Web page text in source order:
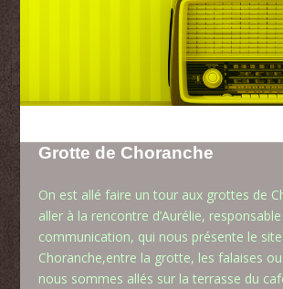
Grotte de Choranche
On est allé faire un tour aux grottes de
aller à la rencontre d’Aurélie,
communication, qui nous présente le
Choranche,entre la grotte, les falaises
nous sommes allés sur la terrasse du